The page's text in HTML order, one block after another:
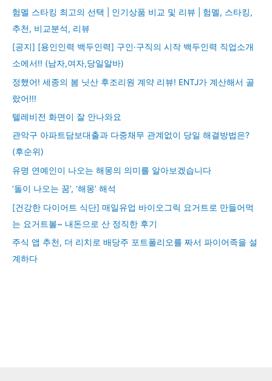
험멜 스타킹 최고의 선택 | 인기상품 비교 및 리뷰 | 험멜, 스타킹,
추천, 비교분석, 리뷰
[공지] [용인인력 백두인력] 구인·구직의 시작 백두인력 직업소개
소에서!! (남자,여자,당일알바)
정했어! 세종의 봄 닛산 후조리원 계약 리뷰! ENTJ가 계산해서 골
랐어!!!
텔레비전 화면이 잘 안나와요
관악구 아파트담보대출과 다중채무 관계없이 당일 해결방법은?
(후순위)
유명 연예인이 나오는 해몽의 의미를 알아보겠습니다
‘돌이 나오는 꿈’, ‘해몽’ 해석
[건강한 다이어트 식단] 매일유업 바이오그릭 요거트로 만들어먹
는 요거트볼~ 내돈으로 산 정직한 후기
주식 앱 추천, 더 리치로 배당주 포트폴리오를 짜서 파이어족을 설
계하다